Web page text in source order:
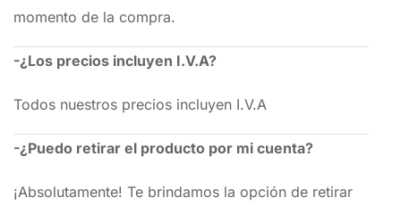
momento de la compra.
-¿Los precios incluyen I.V.A?
Todos nuestros precios incluyen I.V.A
-¿Puedo retirar el producto por mi cuenta?
¡Absolutamente! Te brindamos la opción de retirar